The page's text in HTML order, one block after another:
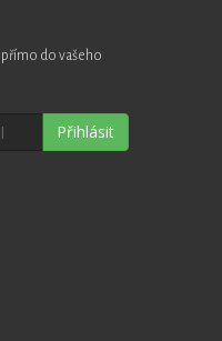
přímo do vašeho
Přihlásit